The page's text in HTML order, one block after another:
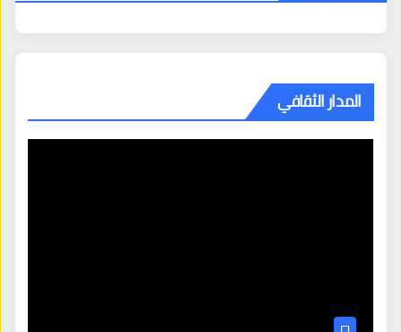
المدار الثقافي